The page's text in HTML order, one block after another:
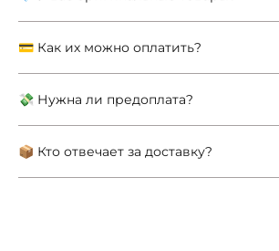
💳 Как их можно оплатить?
💸 Нужна ли предоплата?
📦 Кто отвечает за доставку?